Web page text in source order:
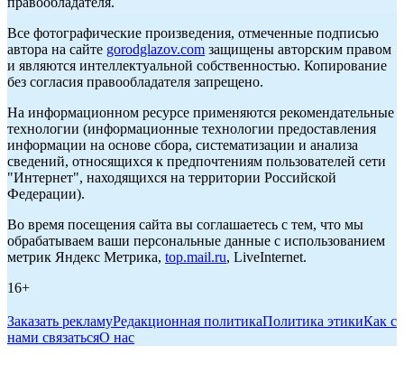
Все фотографические произведения, отмеченные подписью
автора на сайте gorodglazov.com защищены авторским правом
и являются интеллектуальной собственностью. Копирование
без согласия правообладателя запрещено.
На информационном ресурсе применяются рекомендательные
технологии (информационные технологии предоставления
информации на основе сбора, систематизации и анализа
сведений, относящихся к предпочтениям пользователей сети
"Интернет", находящихся на территории Российской
Федерации).
Во время посещения сайта вы соглашаетесь с тем, что мы
обрабатываем ваши персональные данные с использованием
метрик Яндекс Метрика, top.mail.ru, LiveInternet.
16+
Заказать рекламуРедакционная политикаПолитика этикиКак с
нами связатьсяО нас